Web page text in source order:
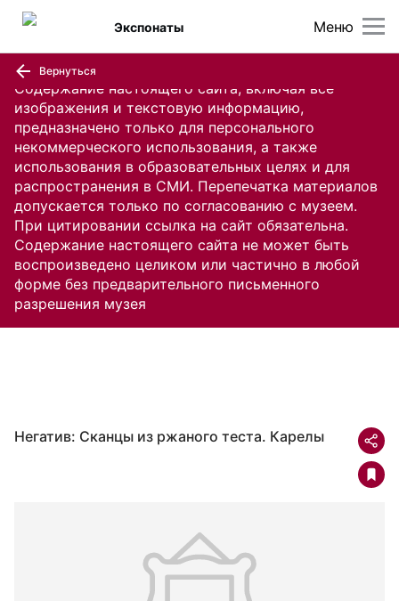
Содержание настоящего сайта, включая все
изображения и текстовую информацию,
предназначено только для персонального
некоммерческого использования, а также
использования в образовательных целях и для
распространения в СМИ. Перепечатка материалов
допускается только по согласованию с музеем.
При цитировании ссылка на сайт обязательна.
Содержание настоящего сайта не может быть
воспроизведено целиком или частично в любой
форме без предварительного письменного
разрешения музея
Меню
Экспонаты
Вернуться
Негатив: Сканцы из ржаного теста. Карелы